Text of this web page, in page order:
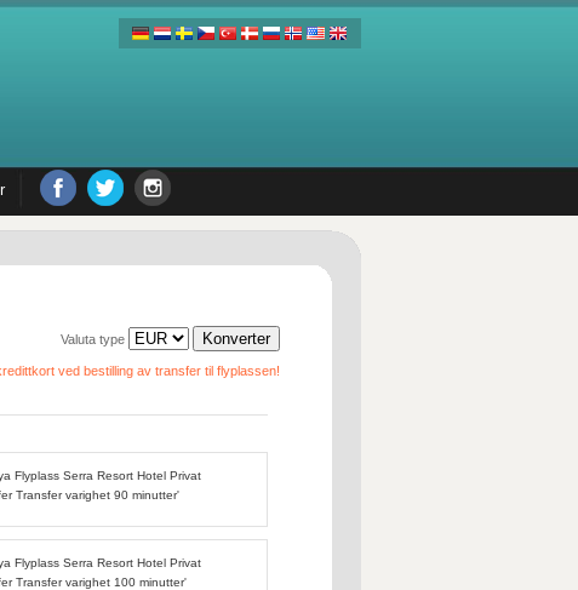
Valuta type
ved bestilling av transfer til flyplassen!
Flyplass Serra Resort Hotel Privat
Transfer varighet 90 minutter'
Flyplass Serra Resort Hotel Privat
Transfer varighet 100 minutter'